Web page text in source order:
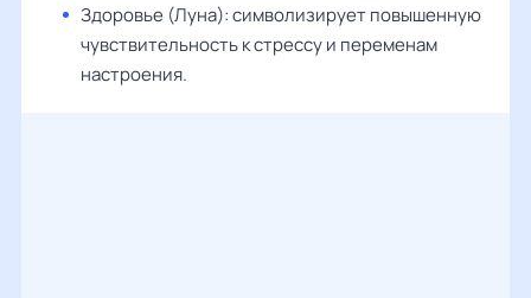
Здоровье (Луна): символизирует повышенную
чувствительность к стрессу и переменам
настроения.